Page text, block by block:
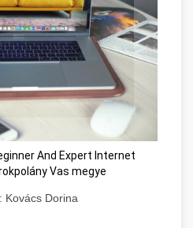
And Expert Internet
Vas megye
Kovács Dorina